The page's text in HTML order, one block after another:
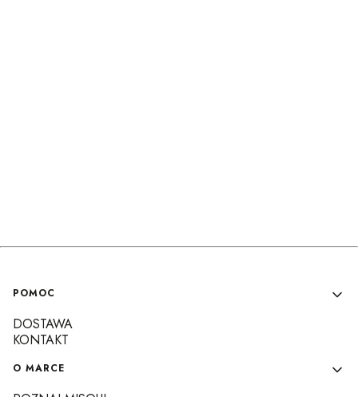
Linki w stopce
POMOC
DOSTAWA
KONTAKT
O MARCE